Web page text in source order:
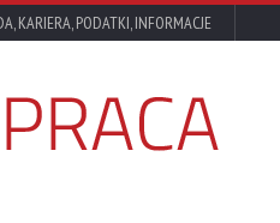
KARIERA, PODATKI, INFORMACJE